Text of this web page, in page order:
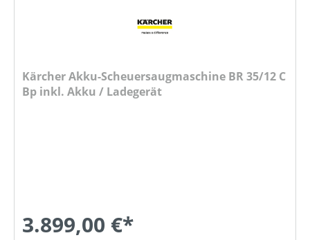
Kärcher Akku-Scheuersaugmaschine BR 35/12 C
Bp inkl. Akku / Ladegerät
3.899,00 €*